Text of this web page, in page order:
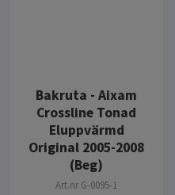
Bakruta - Aixam
Crossline Tonad
Eluppvärmd
Original 2005-2008
(Beg)
Art.nr G-0095-1